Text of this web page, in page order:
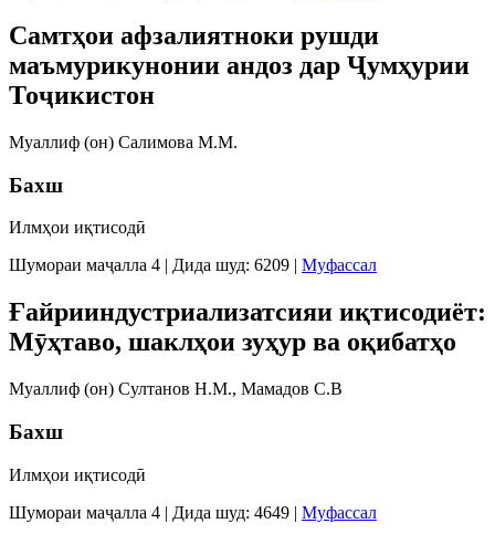
Самтҳои афзалиятноки рушди
маъмурикунонии андоз дар Ҷумҳурии
Тоҷикистон
Муаллиф (он) Салимова М.М.
Бахш
Илмҳои иқтисодӣ
Шумораи маҷалла 4 | Дида шуд: 6209 | Муфассал
Ғайрииндустриализатсияи иқтисодиёт:
Мӯҳтаво, шаклҳои зуҳур ва оқибатҳо
Муаллиф (он) Султанов Н.М., Мамадов С.В
Бахш
Илмҳои иқтисодӣ
Шумораи маҷалла 4 | Дида шуд: 4649 | Муфассал